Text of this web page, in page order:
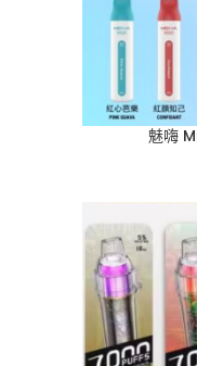
魅嗨